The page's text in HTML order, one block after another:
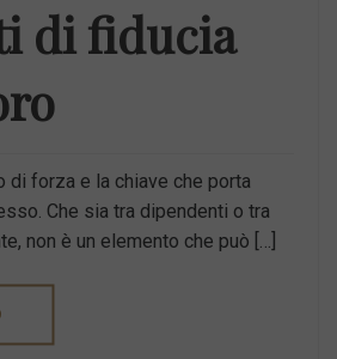
di fiducia
di forza e la chiave che porta
Che sia tra dipendenti o tra
non è un elemento che può […]